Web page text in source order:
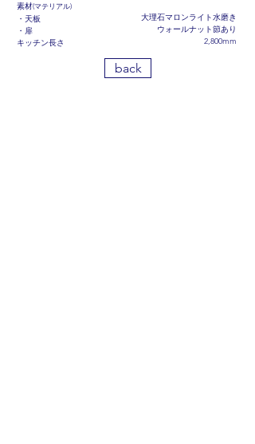
素材(マテリアル)
・天板
​・扉
キッチン長さ
大理石マロンライト水磨き
ウォールナット節あり
2,800mm​
back